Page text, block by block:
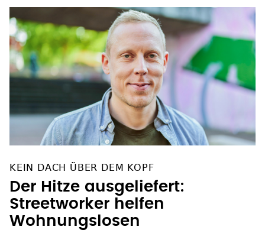
KEIN DACH ÜBER DEM KOPF
Der Hitze ausgeliefert:
Streetworker helfen
Wohnungslosen